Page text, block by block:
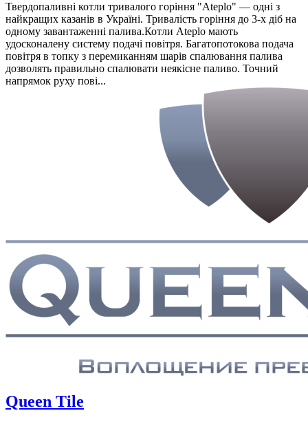
Твердопаливні котли тривалого горіння "Ateplo" — одні з
найкращих казанів в Україні. Тривалість горіння до 3-х діб на
одному завантаженні палива.Котли Ateplo мають
удосконалену систему подачі повітря. Багатопотокова подача
повітря в топку з перемиканням шарів спалювання палива
дозволять правильно спалювати неякісне паливо. Точний
напрямок руху пові...
Queen Tile